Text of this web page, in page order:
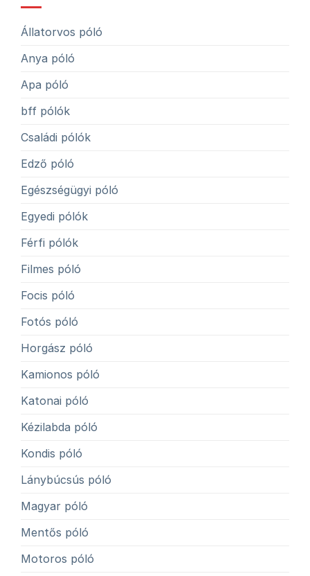
Állatorvos póló
Anya póló
Apa póló
bff pólók
Családi pólók
Edző póló
Egészségügyi póló
Egyedi pólók
Férfi pólók
Filmes póló
Focis póló
Fotós póló
Horgász póló
Kamionos póló
Katonai póló
Kézilabda póló
Kondis póló
Lánybúcsús póló
Magyar póló
Mentős póló
Motoros póló